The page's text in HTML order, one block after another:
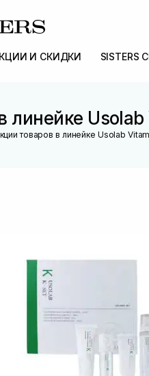
И СКИДКИ SISTERS
линейке
товаров в линейке Usolab